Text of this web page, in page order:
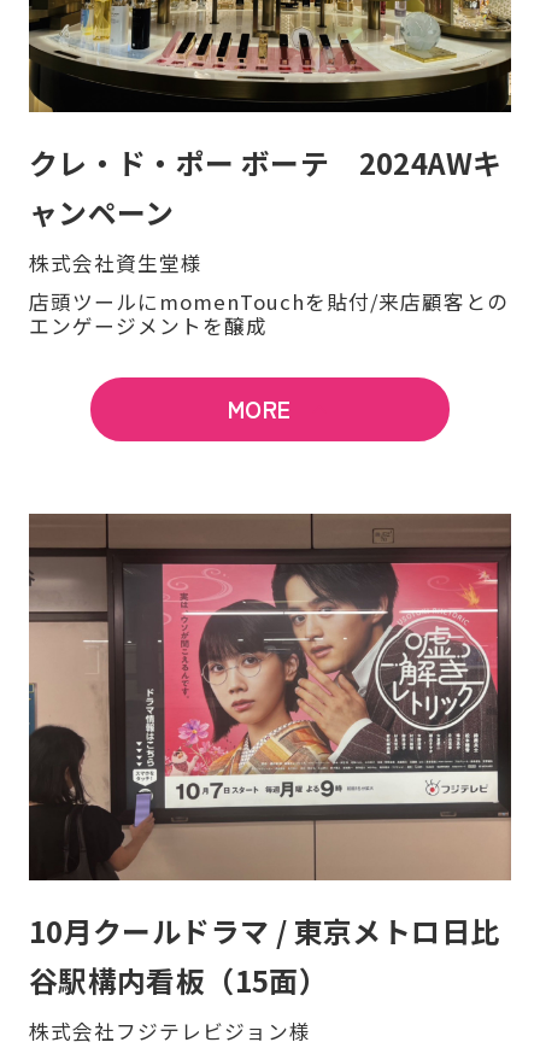
クレ・ド・ポー ボーテ 2024AWキ
ャンペーン
株式会社資生堂様
店頭ツールにmomenTouchを貼付/来店顧客との
エンゲージメントを醸成
MORE
10月クールドラマ / 東京メトロ日比
谷駅構内看板（15面）
株式会社フジテレビジョン様